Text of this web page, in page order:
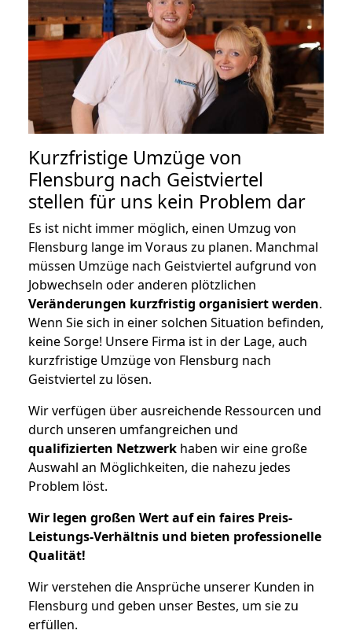
Kurzfristige Umzüge von
Flensburg nach Geistviertel
stellen für uns kein Problem dar
Es ist nicht immer möglich, einen Umzug von
Flensburg lange im Voraus zu planen. Manchmal
müssen Umzüge nach Geistviertel aufgrund von
Jobwechseln oder anderen plötzlichen
Veränderungen kurzfristig organisiert werden.
Wenn Sie sich in einer solchen Situation befinden,
keine Sorge! Unsere Firma ist in der Lage, auch
kurzfristige Umzüge von Flensburg nach
Geistviertel zu lösen.
Wir verfügen über ausreichende Ressourcen und
durch unseren umfangreichen und
qualifizierten Netzwerk haben wir eine große
Auswahl an Möglichkeiten, die nahezu jedes
Problem löst.
Wir legen großen Wert auf ein faires Preis-
Leistungs-Verhältnis und bieten professionelle
Qualität!
Wir verstehen die Ansprüche unserer Kunden in
Flensburg und geben unser Bestes, um sie zu
erfüllen.